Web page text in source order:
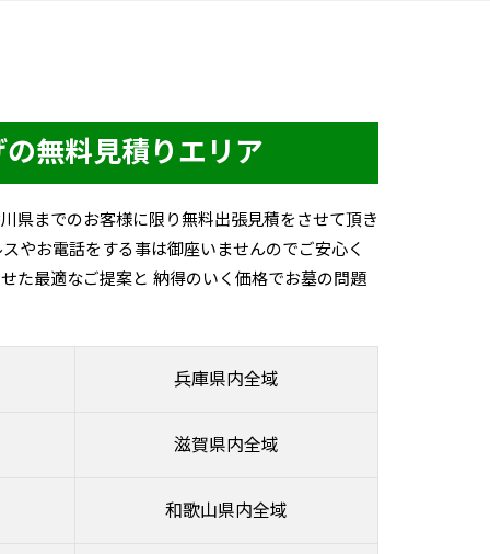
無料見積りエリア
県までのお客様に限り無料出張見積をさせて頂き
やお電話をする事は御座いませんのでご安心く
た最適なご提案と 納得のいく価格でお墓の問題
兵庫県内全域
滋賀県内全域
和歌山県内全域